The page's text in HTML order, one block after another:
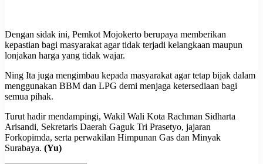
Dengan sidak ini, Pemkot Mojokerto berupaya memberikan
kepastian bagi masyarakat agar tidak terjadi kelangkaan maupun
lonjakan harga yang tidak wajar.
Ning Ita juga mengimbau kepada masyarakat agar tetap bijak dalam
menggunakan BBM dan LPG demi menjaga ketersediaan bagi
semua pihak.
Turut hadir mendampingi, Wakil Wali Kota Rachman Sidharta
Arisandi, Sekretaris Daerah Gaguk Tri Prasetyo, jajaran
Forkopimda, serta perwakilan Himpunan Gas dan Minyak
Surabaya. (Yu)